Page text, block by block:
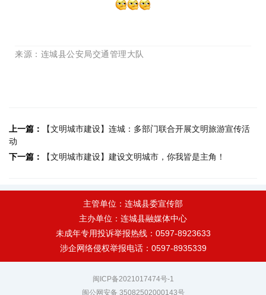
来源 ： 连城县公安局交通管理大队
上一篇：
【文明城市建设】连城：多部门联合开展文明旅游宣传活
动
下一篇：
【文明城市建设】建设文明城市，你我皆是主角！
主管单位：连城县委宣传部
主办单位：连城县融媒体中心
未成年专用投诉举报热线：0597-8923633
涉企网络侵权举报电话：0597-8935339
闽ICP备2021017474号-1
闽公网安备 35082502000143号